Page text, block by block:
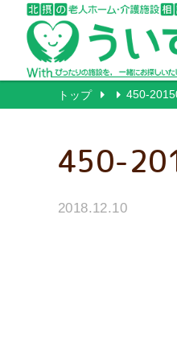
トップ 450-
450-
2018.12.10